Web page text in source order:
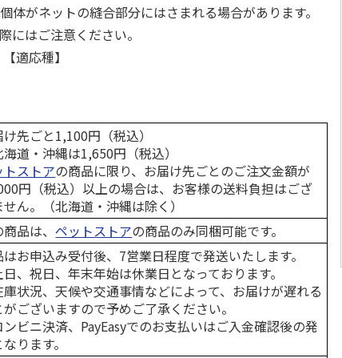
体がネットの縫合部分にはさまれる場合があります。
にはご注意ください。
適応種】
先ごと1,100円（税込）
道・沖縄は1,650円（税込）
トストアの商品に限り、お届け先ごとのご注文金額が
円（税込）以上の場合は、お客様の送料負担はござ
せん。（北海道・沖縄は除く）
商品は、ペットストアの商品のみ同梱可能です。
はお申込み受付後、7営業日程度で発送いたします。
、祝日、年末年始は休業日となっております。
状況、天候や交通事情などによって、お届けが遅れる
がございますので予めご了承ください。
ビニ決済、PayEasyでのお支払いはご入金確認後の発
ります。